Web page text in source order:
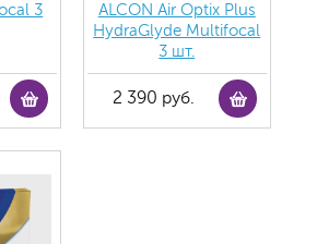
3
ALCON Air Optix Plus
HydraGlyde Multifocal
3 шт.
2 390 руб.